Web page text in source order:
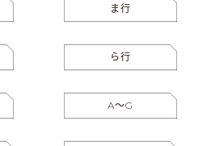
ま行
ら行
A〜G